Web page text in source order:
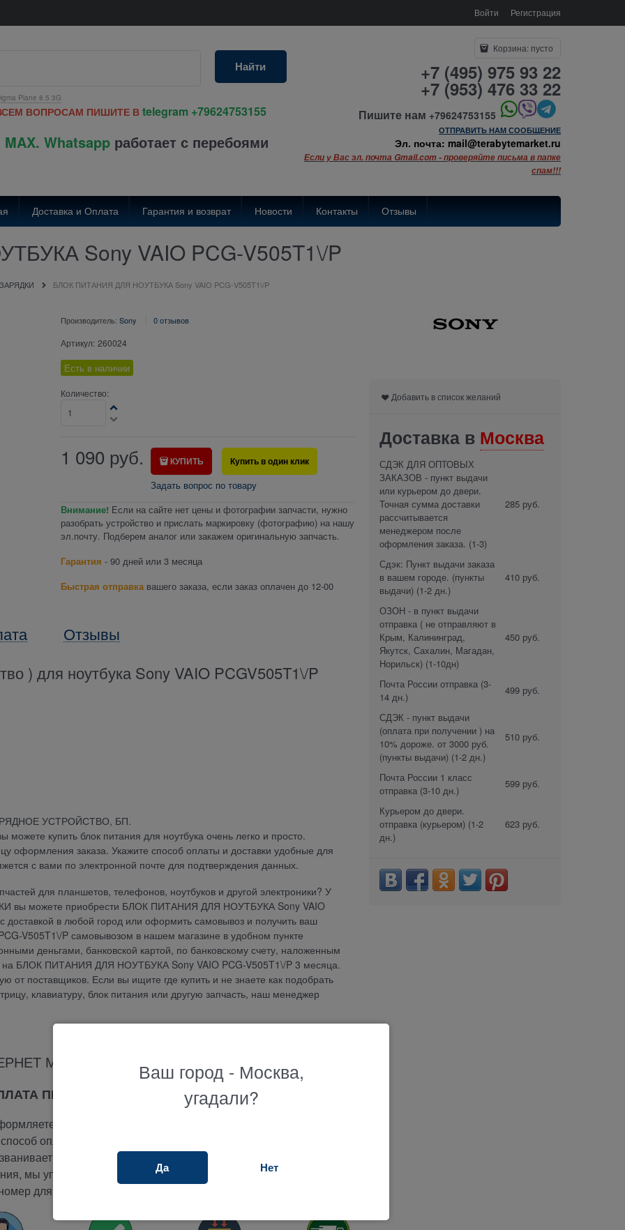
Войти Регистрация
Plane 8.5 3G
Найти
ВОПРОСАМ ПИШИТЕ В telegram +79624753155
Whatsapp работает с перебоями
Корзина: пусто
+7 (495) 975 93 22
+7 (953) 476 33 22
Пишите нам +79624753155
ОТПРАВИТЬ НАМ СООБЩЕНИЕ
Эл. почта: mail@terabytemarket.ru
Если у Вас эл. почта Gmail.com - проверяйте письма в папке
спам!!!
Доставка и Оплата Гарантия и возврат Новости Контакты Отзывы
Sony VAIO PCG-V505T1\/P
БЛОК ПИТАНИЯ ДЛЯ НОУТБУКА Sony VAIO PCG-V505T1\/P
Производитель: Sony 0 отзывов
Артикул: 260024
Есть в наличии
Количество:
1 090 руб. КУПИТЬ Купить в один клик
Задать вопрос по товару
Внимание! Если на сайте нет цены и фотографии запчасти, нужно
разобрать устройство и прислать маркировку (фотографию) на нашу
эл.почту. Подберем аналог или закажем оригинальную запчасть.
Гарантия - 90 дней или 3 месяца
Быстрая отправкавашего заказа, если заказ оплачен до 12-00
Отзывы
) для ноутбука Sony VAIO PCGV505T1\/P
УСТРОЙСТВО, БП.
купить блок питания для ноутбука очень легко и просто.
оформления заказа. Укажите способ оплаты и доставки удобные для
с вами по электронной почте для подтверждения данных.
для планшетов, телефонов, ноутбуков и другой электроники? У
вы можете приобрести БЛОК ПИТАНИЯ ДЛЯ НОУТБУКА Sony VAIO
доставкой в любой город или оформить самовывоз и получить ваш
V505T1\/P самовывозом в нашем магазине в удобном пункте
деньгами, банковской картой, по банковскому счету, наложенным
на БЛОК ПИТАНИЯ ДЛЯ НОУТБУКА Sony VAIO PCG-V505T1\/P 3 месяца.
поставщиков. Если вы ищите где купить и не знаете как подобрать
клавиатуру, блок питания или другую запчасть, наш менеджер
МАГАЗИНА ТЕРАБАЙТ МАРКЕТ
ПРИ ПОЛУЧЕНИИ
заказ на сайте.
оплаты -
вам и подтверждает заказ.
мы упакуем и отправим ваш заказ.
для отслеживания вашего заказа.
Добавить в список желаний
Доставка в Москва
СДЭК ДЛЯ ОПТОВЫХ
ЗАКАЗОВ - пункт выдачи
или курьером до двери.
Точная сумма доставки
рассчитывается
менеджером после
оформления заказа. (1-3)
285 руб.
Сдэк: Пункт выдачи заказа
в вашем городе. (пункты
выдачи) (1-2 дн.)
410 руб.
ОЗОН - в пункт выдачи
отправка ( не отправляют в
Крым, Калининград,
Якутск, Сахалин, Магадан,
Норильск) (1-10дн)
450 руб.
Почта России отправка (3-
14 дн.)
499 руб.
СДЭК - пункт выдачи
(оплата при получении ) на
10% дороже. от 3000 руб.
(пункты выдачи) (1-2 дн.)
510 руб.
Почта России 1 класс
отправка (3-10 дн.)
599 руб.
Курьером до двери.
отправка (курьером) (1-2
дн.)
623 руб.
Ваш город - Москва,
угадали?
Да Нет